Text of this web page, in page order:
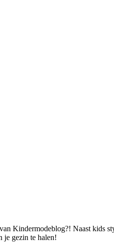
Kindermodeblog?! Naast kids
je gezin te halen!